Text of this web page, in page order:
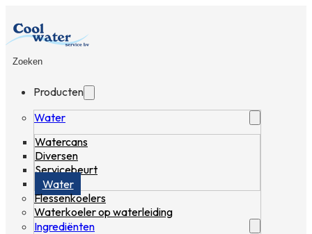
Zoeken
Producten
Water
Watercans
Diversen
Servicebeurt
Water
Flessenkoelers
Waterkoeler op waterleiding
Ingrediënten